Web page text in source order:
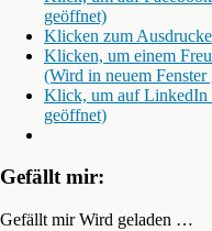
geöffnet)
Klicken zum
Klicken, um einem
(Wird in neuem Fenster
Klick, um auf LinkedIn
geöffnet)
Gefällt mir:
Gefällt mir Wird geladen …